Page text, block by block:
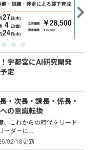
宇都宮にAI研究開発
定
・次長・課長・係長・
の意識転換
、これからの時代をリード
ーダーに...
02/18更新